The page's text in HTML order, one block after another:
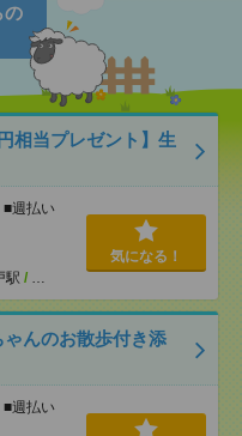
の
相当プレゼント】生
週払い
駅 / …
気になる！
ゃんのお散歩付き添
週払い